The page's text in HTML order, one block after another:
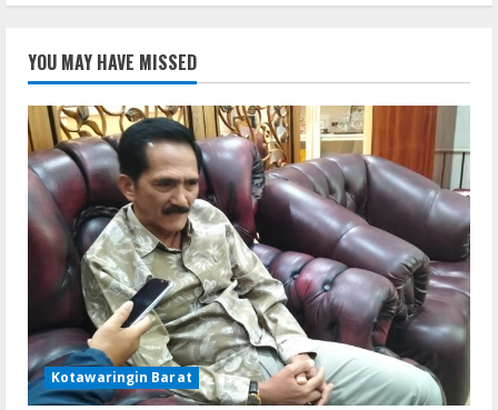
YOU MAY HAVE MISSED
Kotawaringin Barat